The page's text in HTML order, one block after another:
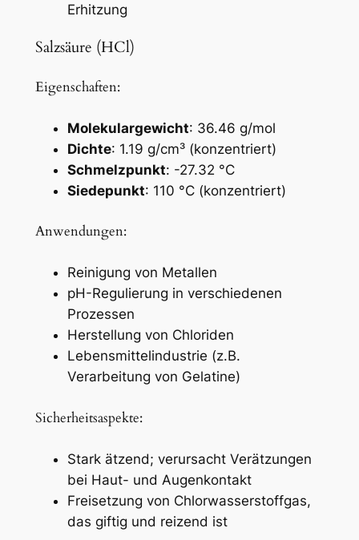
Erhitzung
Salzsäure (HCl)
Eigenschaften:
Molekulargewicht: 36.46 g/mol
Dichte: 1.19 g/cm³ (konzentriert)
Schmelzpunkt: -27.32 °C
Siedepunkt: 110 °C (konzentriert)
Anwendungen:
Reinigung von Metallen
pH-Regulierung in verschiedenen
Prozessen
Herstellung von Chloriden
Lebensmittelindustrie (z.B.
Verarbeitung von Gelatine)
Sicherheitsaspekte:
Stark ätzend; verursacht Verätzungen
bei Haut- und Augenkontakt
Freisetzung von Chlorwasserstoffgas,
das giftig und reizend ist